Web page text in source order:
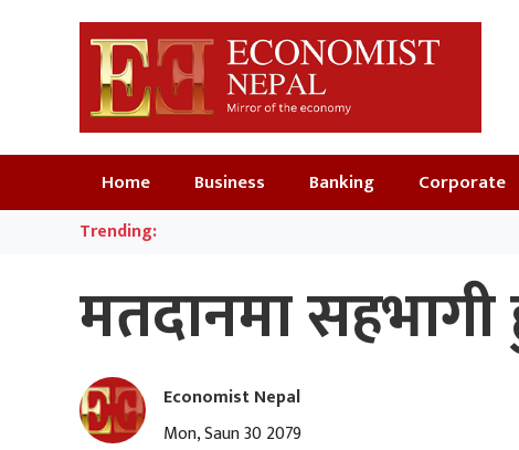
Home Business Banking Corporate
Trending:
मतदानमा सहभागी
Economist Nepal
Mon, Saun 30 2079